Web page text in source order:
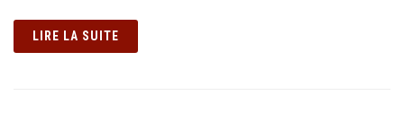
LIRE LA SUITE